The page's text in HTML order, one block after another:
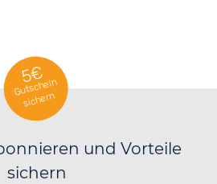
5€
Gutschein
sichern
und Vorteile
sichern